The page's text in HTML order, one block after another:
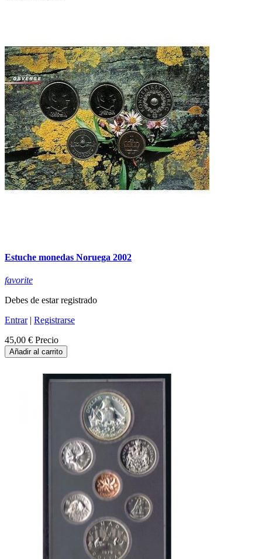
Estuche monedas Noruega 2002
favorite
Debes de estar registrado
Entrar| Registrarse
45,00 € Precio
Añadir al carrito